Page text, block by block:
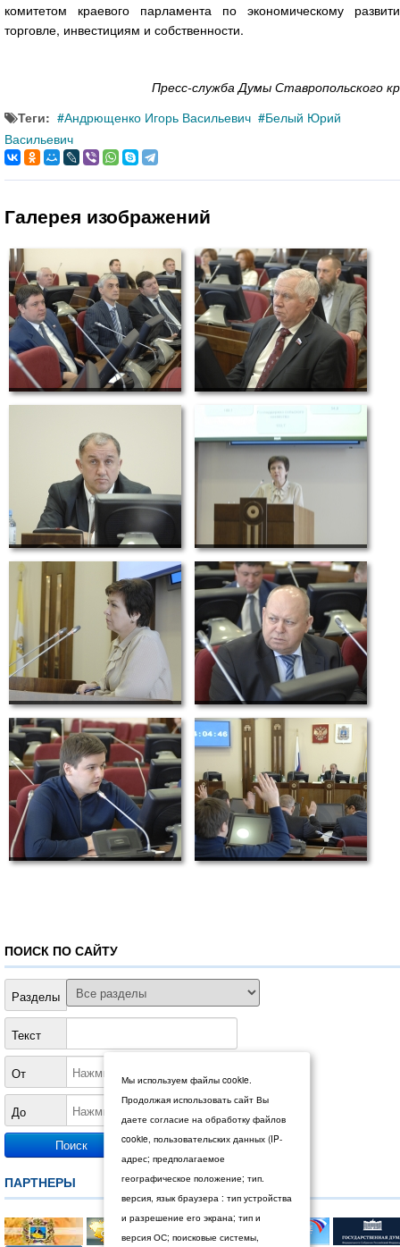
комитетом краевого парламента по экономическому
торговле, инвестициям и собственности.
Пресс-служба Думы Ставропольского
Теги:
Андрющенко Игорь Васильевич
Белый Юрий
Васильевич
Галерея изображений
ПОИСК ПО САЙТУ
Разделы
Текст
От
До
ПАРТНЕРЫ
Мы используем файлы cookie.
Продолжая использовать сайт Вы
даете согласие на обработку файлов
cookie, пользовательских данных (IP-
адрес; предполагаемое
географическое положение; тип.
версия, язык браузера : тип устройства
и разрешение его экрана; тип и
версия ОС; поисковые системы,